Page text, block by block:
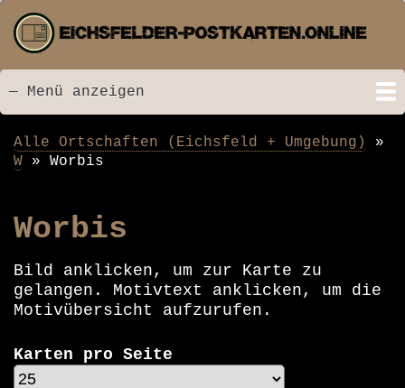
zum
Inhalt
Menü
— Menü anzeigen
Startseite
Neu hinzugefügt
Postkarten
Bildarchiv
Videos
Suche
Kontakt
Links
Spende
Pfadnavigation
Alle Ortschaften (Eichsfeld + Umgebung)
W
Worbis
Worbis
Bild anklicken, um zur Karte zu
gelangen. Motivtext anklicken, um die
Motivübersicht aufzurufen.
Karten pro Seite